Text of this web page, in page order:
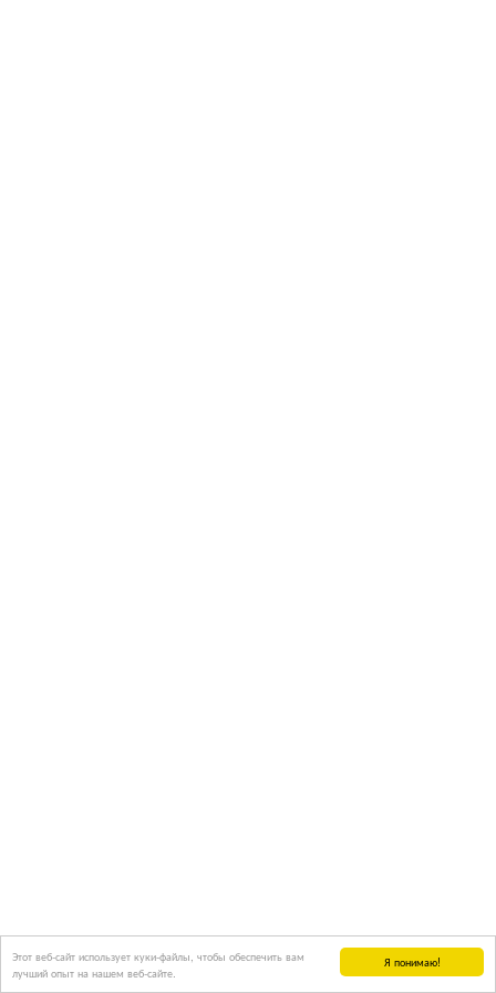
Я понимаю!
Этот веб-сайт использует куки-файлы, чтобы обеспечить вам
лучший опыт на нашем веб-сайте.